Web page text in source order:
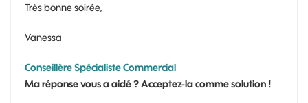
Très bonne soirée,
Vanessa
Conseillère Spécialiste Commercial
Ma réponse vous a aidé ? Acceptez-la comme solution !